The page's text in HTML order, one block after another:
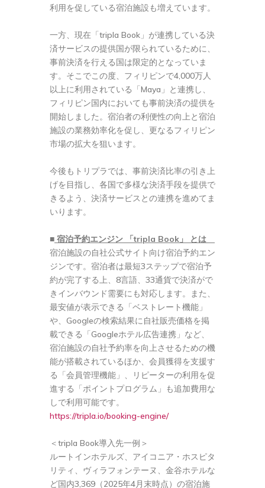
利用を促している宿泊施設も増えています。
一方、現在「tripla Book」が連携している決
済サービスの提供国が限られているために、
事前決済を行える国は限定的となっていま
す。そこでこの度、フィリピンで4,000万人
以上に利用されている「Maya」と連携し、
フィリピン国内においても事前決済の提供を
開始しました。宿泊者の利便性の向上と宿泊
施設の業務効率化を促し、更なるフィリピン
市場の拡大を狙います。
今後もトリプラでは、事前決済比率の引き上
げを目指し、各国で多様な決済手段を提供で
きるよう、決済サービスとの連携を進めてま
いります。
■ 宿泊予約エンジン 「tripla Book 」 とは
宿泊施設の自社公式サイト向け宿泊予約エン
ジンです。宿泊者は最短3ステップで宿泊予
約が完了する上、8言語、33通貨で決済がで
きインバウンド需要にも対応します。また、
最安値が表示できる「ベストレート機能」
や、Googleの検索結果に自社販売価格を掲
載できる「Googleホテル広告連携」など、
宿泊施設の自社予約率を向上させるための機
能が搭載されているほか、会員獲得を支援す
る「会員管理機能」、リピーターの利用を促
進する「ポイントプログラム」も追加費用な
しで利用可能です。
https://tripla.io/booking-engine/
＜tripla Book導入先一例＞
ルートインホテルズ、アイコニア・ホスピタ
リティ、ヴィラフォンテーヌ、金谷ホテルな
ど国内3,369（2025年4月末時点）の宿泊施